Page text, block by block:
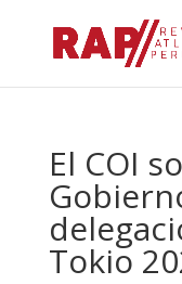
El COI
Tokio